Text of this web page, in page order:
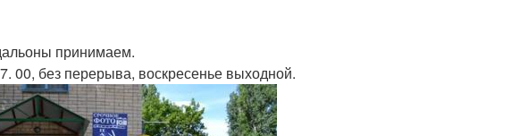
принимаем.
00, без перерыва, воскресенье выходной.